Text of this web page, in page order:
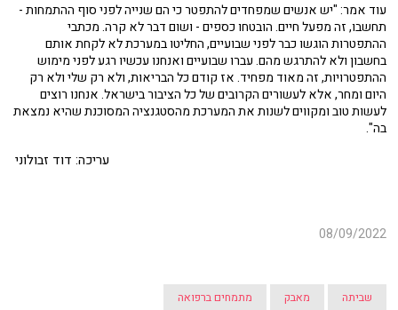
עוד אמר: "יש אנשים שמפחדים להתפטר כי הם שנייה לפני סוף ההתמחות -
תחשבו, זה מפעל חיים. הובטחו כספים - ושום דבר לא קרה. מכתבי
ההתפטרות הוגשו כבר לפני שבועיים, החליטו במערכת לא לקחת אותם
בחשבון ולא להתרגש מהם. עברו שבועיים ואנחנו עכשיו רגע לפני מימוש
ההתפטרויות, זה מאוד מפחיד. אז קודם כל הבריאות, ולא רק שלי ולא רק
היום ומחר, אלא לעשורים הקרובים של כל הציבור בישראל. אנחנו רוצים
לעשות טוב ומקווים לשנות את המערכת מהסטגנציה המסוכנת שהיא נמצאת
בה".
עריכה: דוד זבולוני
08/09/2022
שביתה מאבק מתמחים ברפואה